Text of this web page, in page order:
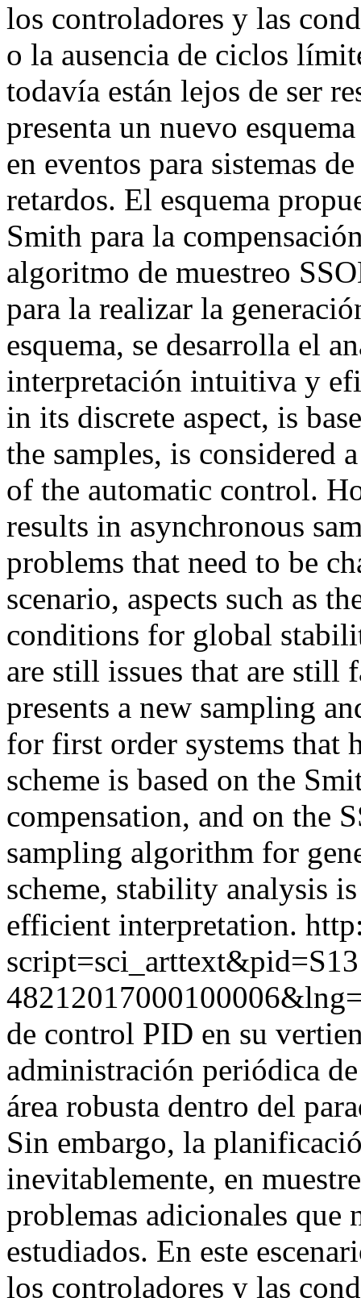
los controladores y las
o la ausencia de ciclos
todavía están lejos de ser
presenta un nuevo
en eventos para sistemas
retardos. El esquema
Smith para la
algoritmo de muestreo
para la realizar la
esquema, se desarrolla el
interpretación intuitiva y
in its discrete aspect, is
the samples, is considered
of the automatic control.
results in asynchronous
problems that need to be
scenario, aspects such as
conditions for global
are still issues that are still
presents a new sampling
for first order systems that
scheme is based on the
compensation, and on the
sampling algorithm for
scheme, stability analysis
efficient interpretation.
de control PID en su
administración periódica
área robusta dentro del
Sin embargo, la
inevitablemente, en
problemas adicionales que
estudiados. En este
los controladores y las